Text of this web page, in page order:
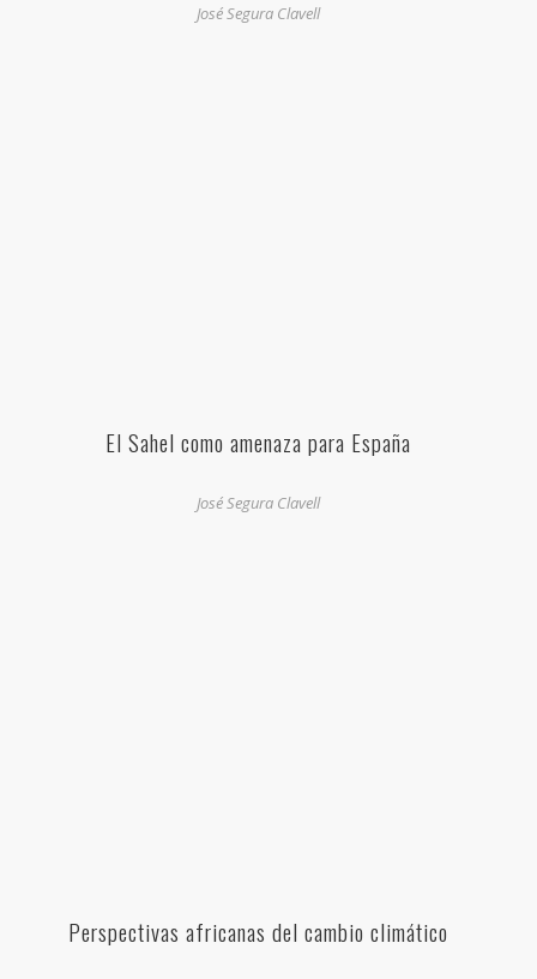
José Segura Clavell
El Sahel como amenaza para España
José Segura Clavell
Perspectivas africanas del cambio climático